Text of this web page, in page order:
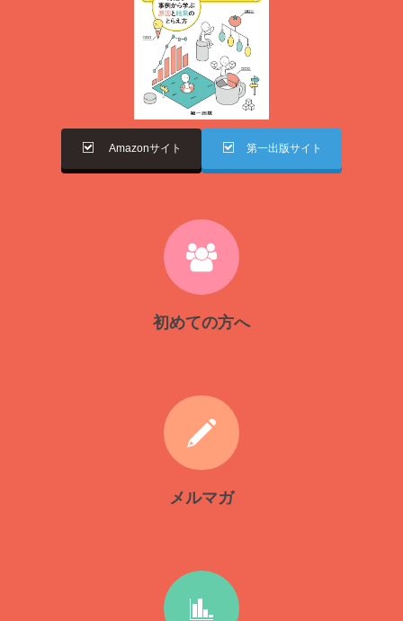
Amazonサイト 第一出版サイト
初めての方へ
メルマガ